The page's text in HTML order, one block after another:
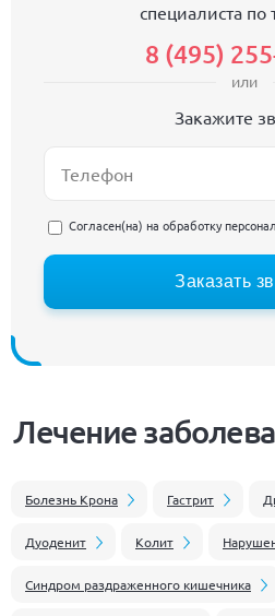
специалиста по
8 (495)
или
Закажите
Согласен(на) на обработку
Заказать
Лечение
Болезнь Крона Гастрит
Дуоденит Колит
Синдром раздраженного кишечника